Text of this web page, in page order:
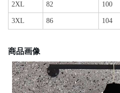
2XL 82 100
3XL 86 104
商品画像